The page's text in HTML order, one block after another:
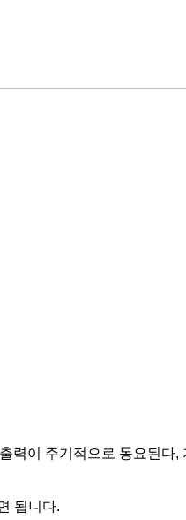
력이 주기적으로 동요된다,
됩니다.